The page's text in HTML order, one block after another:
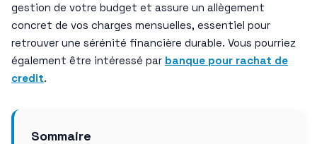
gestion de votre budget et assure un allègement
concret de vos charges mensuelles, essentiel pour
retrouver une sérénité financière durable. Vous pourriez
également être intéressé par banque pour rachat de
credit.
Sommaire